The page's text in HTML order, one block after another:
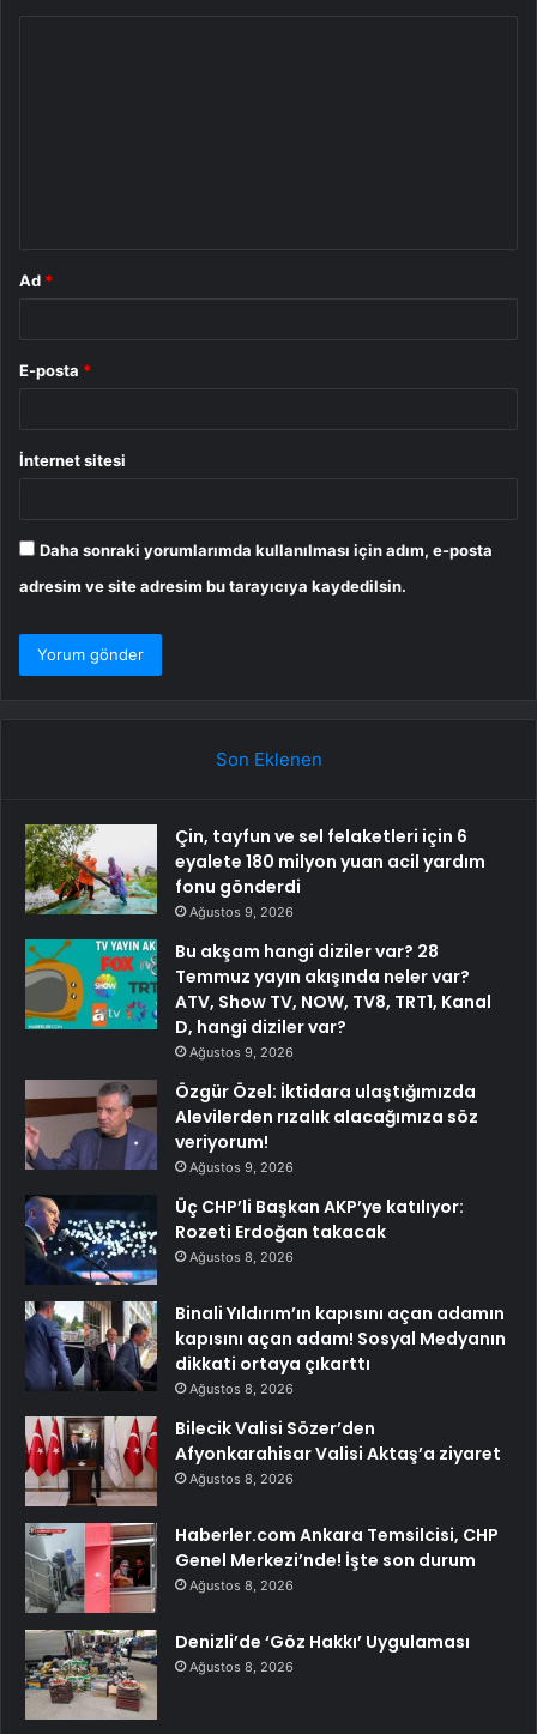
Ad *
E-posta *
İnternet sitesi
Daha sonraki yorumlarımda kullanılması için adım, e-posta
adresim ve site adresim bu tarayıcıya kaydedilsin.
Son Eklenen
Çin, tayfun ve sel felaketleri için 6
eyalete 180 milyon yuan acil yardım
fonu gönderdi
Ağustos 9, 2026
Bu akşam hangi diziler var? 28
Temmuz yayın akışında neler var?
ATV, Show TV, NOW, TV8, TRT1, Kanal
D, hangi diziler var?
Ağustos 9, 2026
Özgür Özel: İktidara ulaştığımızda
Alevilerden rızalık alacağımıza söz
veriyorum!
Ağustos 9, 2026
Üç CHP’li Başkan AKP’ye katılıyor:
Rozeti Erdoğan takacak
Ağustos 8, 2026
Binali Yıldırım’ın kapısını açan adamın
kapısını açan adam! Sosyal Medyanın
dikkati ortaya çıkarttı
Ağustos 8, 2026
Bilecik Valisi Sözer’den
Afyonkarahisar Valisi Aktaş’a ziyaret
Ağustos 8, 2026
Haberler.com Ankara Temsilcisi, CHP
Genel Merkezi’nde! İşte son durum
Ağustos 8, 2026
Denizli’de ‘Göz Hakkı’ Uygulaması
Ağustos 8, 2026